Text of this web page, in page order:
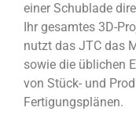
einer Schublade
Ihr gesamtes 3D-
nutzt das JTC das
sowie die üblichen
von Stück- und
Fertigungsplänen.